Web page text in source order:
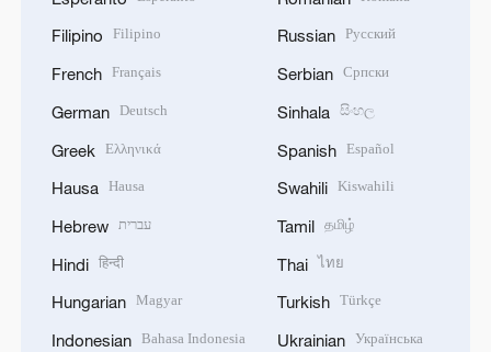
Filipino Filipino
French Français
German Deutsch
Greek Ελληνικά
Hausa Hausa
Hebrew עברית
Hindi हिन्दी
Hungarian Magyar
Indonesian Bahasa Indonesia
Russian Русский
Serbian Српски
Sinhala සිංහල
Spanish Español
Swahili Kiswahili
Tamil தமிழ்
Thai ไทย
Turkish Türkçe
Ukrainian Українська